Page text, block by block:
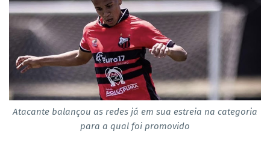
Atacante balançou as redes já em sua estreia na categoria
para a qual foi promovido